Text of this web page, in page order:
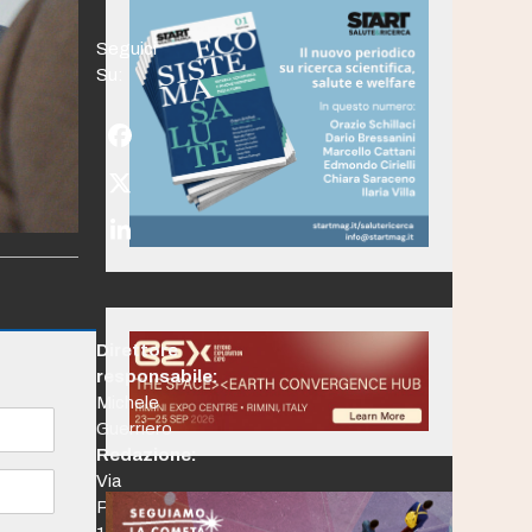
Seguici
Su:
Facebook
Twitter
(deprecated)
LinkedIn
Direttore
responsabile:
Michele
Guerriero
Redazione:
Via
Po,